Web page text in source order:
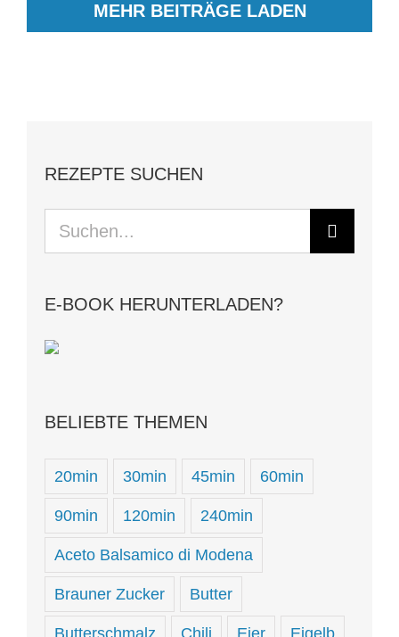
MEHR BEITRÄGE LADEN
REZEPTE SUCHEN
Suche
nach:
E-BOOK HERUNTERLADEN?
BELIEBTE THEMEN
20min 30min 45min 60min
90min 120min 240min
Aceto Balsamico di Modena
Brauner Zucker Butter